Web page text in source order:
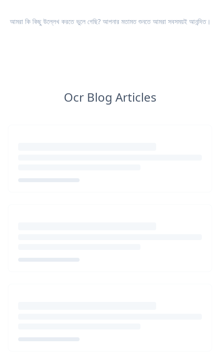
আমরা কি কিছু উল্লেখ করতে ভুলে গেছি? আপনার মতামতশুনতে আমরা সবসময়ই আনন্দিত।
Ocr Blog Articles